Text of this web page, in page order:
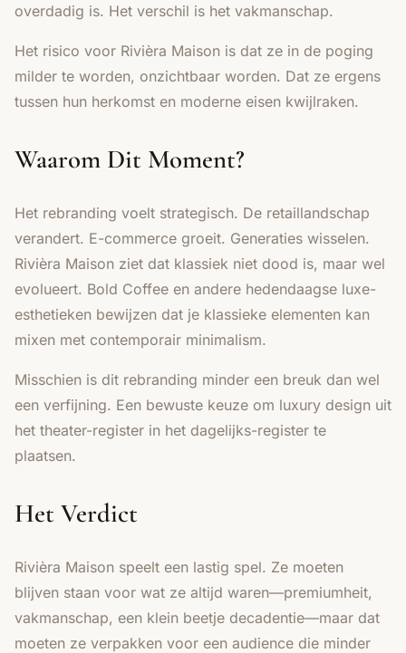
overdadig is. Het verschil is het vakmanschap.
Het risico voor Rivièra Maison is dat ze in de poging
milder te worden, onzichtbaar worden. Dat ze ergens
tussen hun herkomst en moderne eisen kwijlraken.
Waarom Dit Moment?
Het rebranding voelt strategisch. De retaillandschap
verandert. E-commerce groeit. Generaties wisselen.
Rivièra Maison ziet dat klassiek niet dood is, maar wel
evolueert. Bold Coffee en andere hedendaagse luxe-
esthetieken bewijzen dat je klassieke elementen kan
mixen met contemporair minimalism.
Misschien is dit rebranding minder een breuk dan wel
een verfijning. Een bewuste keuze om luxury design uit
het theater-register in het dagelijks-register te
plaatsen.
Het Verdict
Rivièra Maison speelt een lastig spel. Ze moeten
blijven staan voor wat ze altijd waren—premiumheit,
vakmanschap, een klein beetje decadentie—maar dat
moeten ze verpakken voor een audience die minder